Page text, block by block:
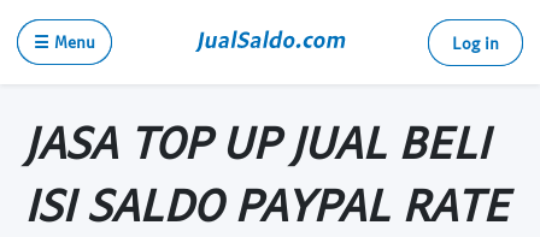
☰ Menu Log in
JASA TOP UP JUAL BELI
ISI SALDO PAYPAL RATE